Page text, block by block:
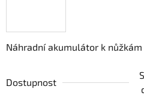
Náhradní akumulátor k nůžkám
Dostupnost